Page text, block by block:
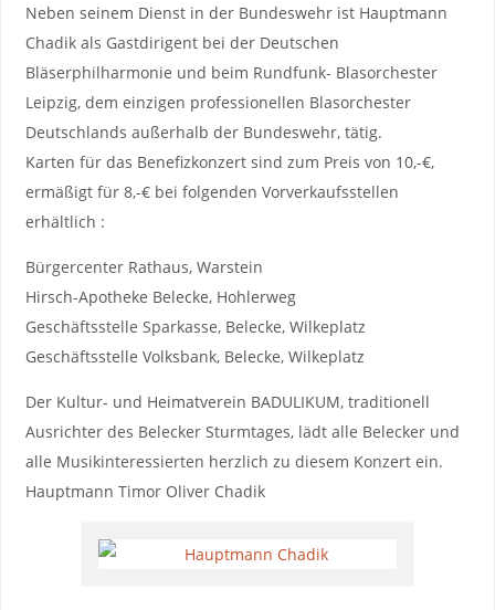
Neben seinem Dienst in der Bundeswehr ist Hauptmann
Chadik als Gastdirigent bei der Deutschen
Bläserphilharmonie und beim Rundfunk- Blasorchester
Leipzig, dem einzigen professionellen Blasorchester
Deutschlands außerhalb der Bundeswehr, tätig.
Karten für das Benefizkonzert sind zum Preis von 10,-€,
ermäßigt für 8,-€ bei folgenden Vorverkaufsstellen
erhältlich :
Bürgercenter Rathaus, Warstein
Hirsch-Apotheke Belecke, Hohlerweg
Geschäftsstelle Sparkasse, Belecke, Wilkeplatz
Geschäftsstelle Volksbank, Belecke, Wilkeplatz
Der Kultur- und Heimatverein BADULIKUM, traditionell
Ausrichter des Belecker Sturmtages, lädt alle Belecker und
alle Musikinteressierten herzlich zu diesem Konzert ein.
Hauptmann Timor Oliver Chadik